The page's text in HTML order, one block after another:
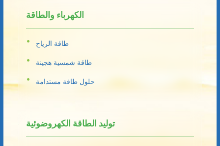
الكهرباء والطاقة
طاقة الرياح
طاقة شمسية هجينة
حلول طاقة مستدامة
توليد الطاقة الكهروضوئية